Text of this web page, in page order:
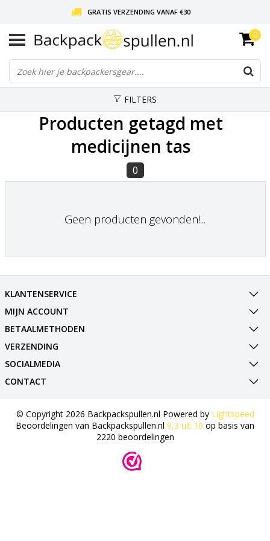
GRATIS VERZENDING VANAF €30
LIEFDE VOOR BACKPACKEN!
30 DAGEN GRATIS RETOUR
0
FILTERS
Producten getagd met
medicijnen tas
0
Geen producten gevonden!...
KLANTENSERVICE
MIJN ACCOUNT
BETAALMETHODEN
VERZENDING
SOCIALMEDIA
CONTACT
© Copyright 2026 Backpackspullen.nl Powered by Lightspeed
Beoordelingen van Backpackspullen.nl 9,3 uit 10 op basis van
2220 beoordelingen